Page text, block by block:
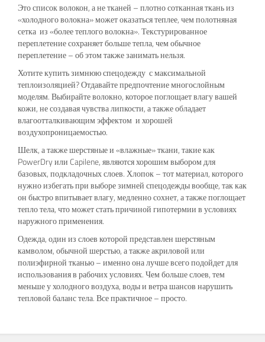
Это список волокон, а не тканей – плотно сотканная ткань из
«холодного волокна» может оказаться теплее, чем полотняная
сетка из «более теплого волокна». Текстурированное
переплетение сохраняет больше тепла, чем обычное
переплетение – об этом также занимать нельзя.
Хотите купить зимнюю спецодежду с максимальной
теплоизоляцией? Отдавайте предпочтение многослойным
моделям. Выбирайте волокно, которое поглощает влагу вашей
кожи, не создавая чувства липкости, а также обладает
влагоотталкивающим эффектом и хорошей
воздухопроницаемостью.
Шелк, а также шерстяные и «влажные» ткани, такие как
PowerDry или Capilene, являются хорошим выбором для
базовых, подкладочных слоев. Хлопок – тот материал, которого
нужно избегать при выборе зимней спецодежды вообще, так как
он быстро впитывает влагу, медленно сохнет, а также поглощает
тепло тела, что может стать причиной гипотермии в условиях
наружного применения.
Одежда, один из слоев которой представлен шерстяным
камволом, обычной шерстью, а также акриловой или
полиэфирной тканью – именно она лучше всего подойдет для
использования в рабочих условиях. Чем больше слоев, тем
меньше у холодного воздуха, воды и ветра шансов нарушить
тепловой баланс тела. Все практичное – просто.